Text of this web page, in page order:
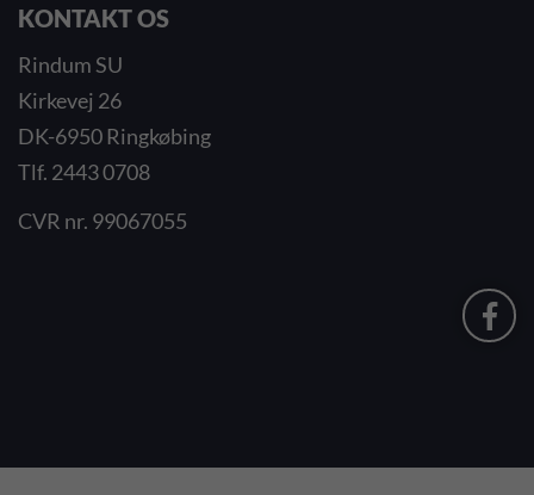
KONTAKT OS
Rindum SU
Kirkevej 26
DK-6950 Ringkøbing
Tlf. 2443 0708
CVR nr. 99067055